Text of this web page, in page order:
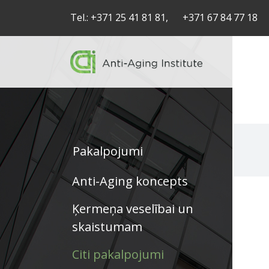
Tel.: +371 25 41 81 81, +371 67 84 77 18
Pakalpojumi
Service
articles
navigation
Anti-Aging koncepts
Ķermeņa veselībai un
skaistumam
Citi pakalpojumi